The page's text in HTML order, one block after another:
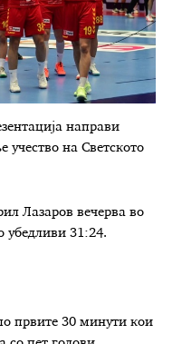
направи
учество на Светското
Лазаров вечерва во
убедливи 31:24.
првите 30 минути кои